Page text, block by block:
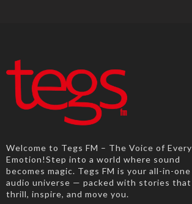
Welcome to Tegs FM – The Voice of Every
Emotion!Step into a world where sound
becomes magic. Tegs FM is your all-in-one
audio universe — packed with stories that
thrill, inspire, and move you.